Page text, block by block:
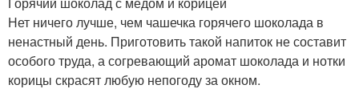
Нет ничего лучше, чем чашечка горячего шоколада в
ненастный день. Приготовить такой напиток не составит
особого труда, а согревающий аромат шоколада и нотки
корицы скрасят любую непогоду за окном.